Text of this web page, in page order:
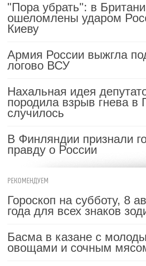
"Пора убрать": в
ошеломлены ударом
Киеву
Армия России выжгла
логово ВСУ
Нахальная идея
породила взрыв гнева в
случилось
В Финляндии признали
правду о России
РЕКОМЕНДУЕМ
Гороскоп на субботу, 8
года для всех знаков
Басма в казане с
овощами и сочным